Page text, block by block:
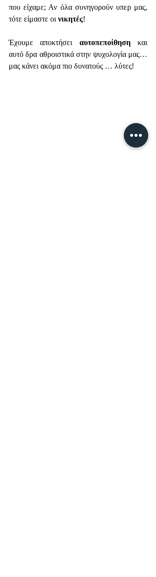
που είχαμε; Αν όλα συνηγορούν υπερ μας,
τότε είμαστε οι νικητές!
Έχουμε αποκτήσει αυτοπεποίθηση και
αυτό δρα αθροιστικά στην ψυχολογία μας…
μας κάνει ακόμα πιο δυνατούς … λύτες!